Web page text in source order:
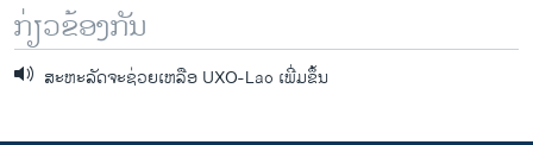
ກ່ຽວຂ້ອງກັນ
ສະຫະລັດຈະຊ່ວຍເຫລືອ UXO-Lao ເພີ່ມຂຶ້ນ